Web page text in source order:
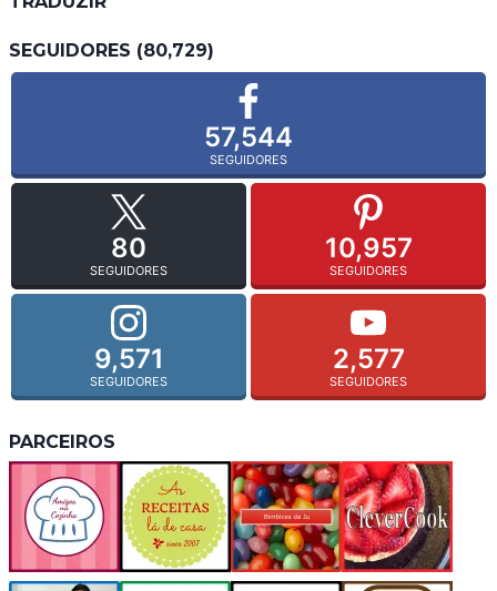
SEGUIDORES (80,729)
57,544
SEGUIDORES
80
SEGUIDORES
10,957
SEGUIDORES
9,571
SEGUIDORES
2,577
SEGUIDORES
PARCEIROS